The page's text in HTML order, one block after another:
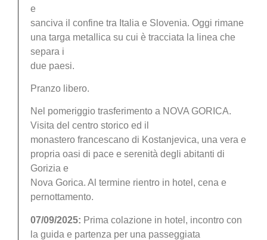
e
sanciva il confine tra Italia e Slovenia. Oggi rimane
una targa metallica su cui è tracciata la linea che
separa i
due paesi.
Pranzo libero.
Nel pomeriggio trasferimento a NOVA GORICA.
Visita del centro storico ed il
monastero francescano di Kostanjevica, una vera e
propria oasi di pace e serenità degli abitanti di
Gorizia e
Nova Gorica. Al termine rientro in hotel, cena e
pernottamento.
07/09/2025: Prima colazione in hotel, incontro con
la guida e partenza per una passeggiata